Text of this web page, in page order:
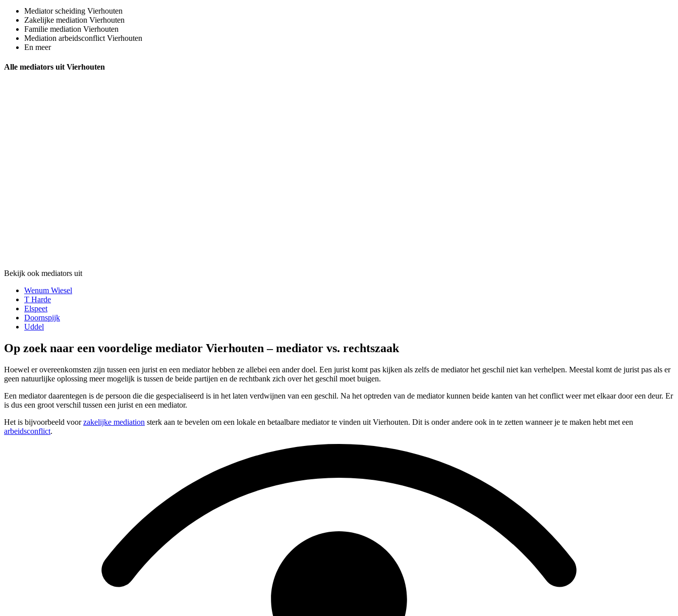
Mediator scheiding Vierhouten
Zakelijke mediation Vierhouten
Familie mediation Vierhouten
Mediation arbeidsconflict Vierhouten
En meer
Alle mediators uit Vierhouten
Bekijk ook mediators uit
Wenum Wiesel
T Harde
Elspeet
Doornspijk
Uddel
Op zoek naar een voordelige mediator Vierhouten – mediator vs. rechtszaak
Hoewel er overeenkomsten zijn tussen een jurist en een mediator hebben ze allebei een ander doel. Een jurist komt pas kijken als zelfs de mediator het geschil niet kan verhelpen. Meestal komt de jurist pas als er
geen natuurlijke oplossing meer mogelijk is tussen de beide partijen en de rechtbank zich over het geschil moet buigen.
Een mediator daarentegen is de persoon die die gespecialiseerd is in het laten verdwijnen van een geschil. Na het optreden van de mediator kunnen beide kanten van het conflict weer met elkaar door een deur. Er
is dus een groot verschil tussen een jurist en een mediator.
Het is bijvoorbeeld voorzakelijke mediation sterk aan te bevelen om een lokale en betaalbare mediator te vinden uit Vierhouten. Dit is onder andere ook in te zetten wanneer je te maken hebt met een
arbeidsconflict.